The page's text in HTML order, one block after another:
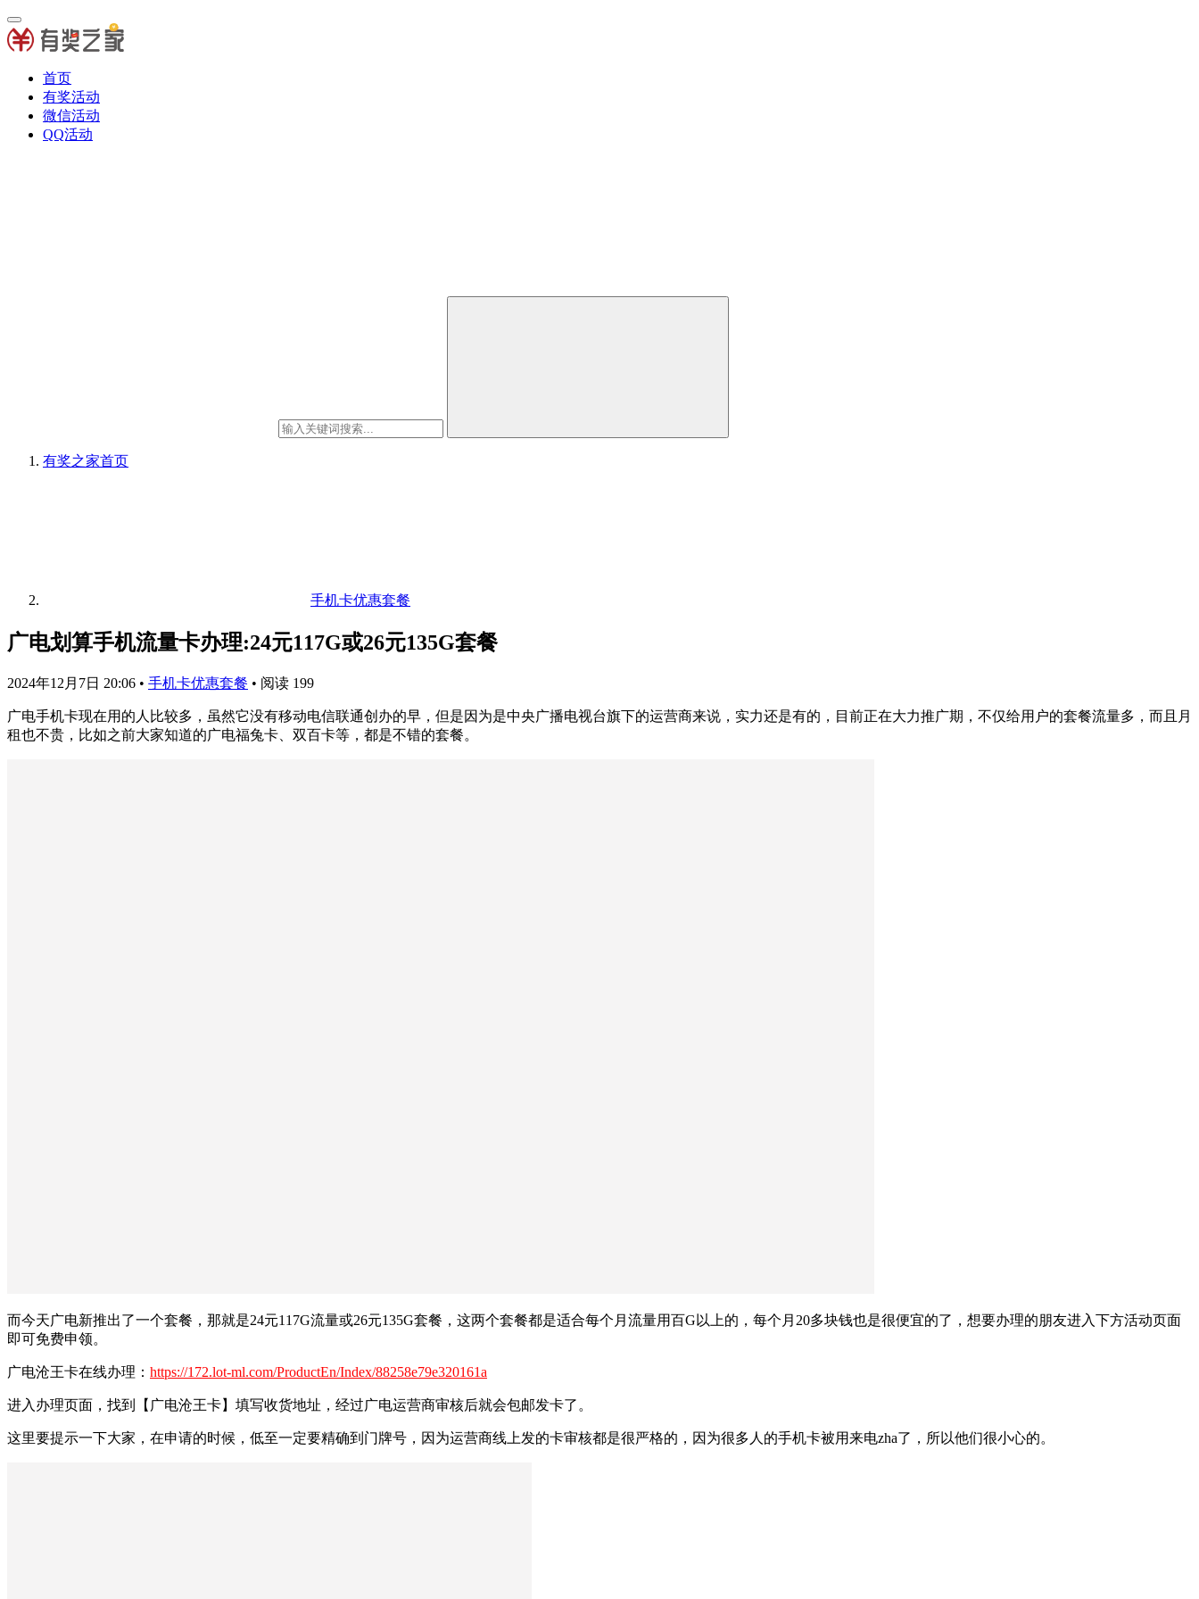
首页
有奖活动
微信活动
QQ活动
有奖之家首页
手机卡优惠套餐
广电划算手机流量卡办理:24元117G或26元135G套餐
2024年12月7日 20:06 • 手机卡优惠套餐 • 阅读 199
广电手机卡现在用的人比较多，虽然它没有移动电信联通创办的早，但是因为是中央广播电视台旗下的运营商来说，实力还是有的，目前正在大力推广期，不仅给用户的套餐流量多，而且月
租也不贵，比如之前大家知道的广电福兔卡、双百卡等，都是不错的套餐。
而今天广电新推出了一个套餐，那就是24元117G流量或26元135G套餐，这两个套餐都是适合每个月流量用百G以上的，每个月20多块钱也是很便宜的了，想要办理的朋友进入下方活动页面
即可免费申领。
广电沧王卡在线办理： https://172.lot-ml.com/ProductEn/Index/88258e79e320161a
进入办理页面，找到【广电沧王卡】填写收货地址，经过广电运营商审核后就会包邮发卡了。
这里要提示一下大家，在申请的时候，低至一定要精确到门牌号，因为运营商线上发的卡审核都是很严格的，因为很多人的手机卡被用来电zha了，所以他们很小心的。